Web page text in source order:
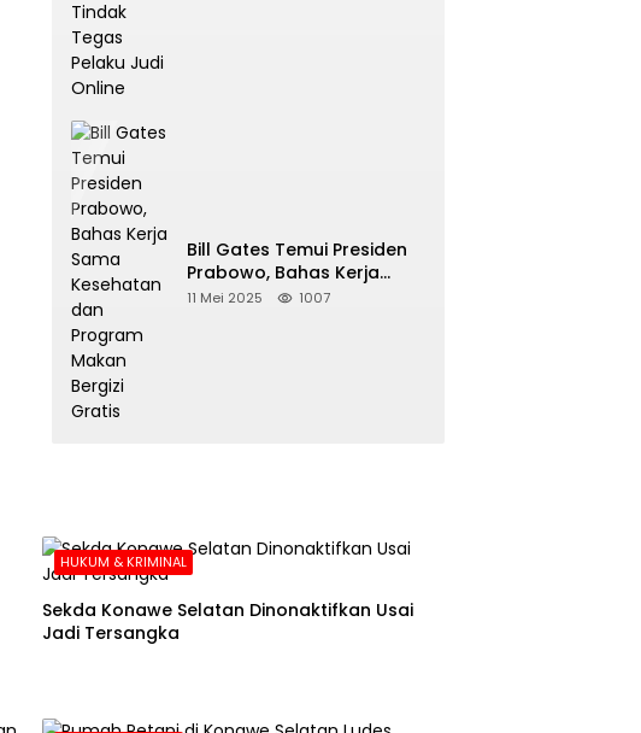
Bill Gates Temui Presiden
Prabowo, Bahas Kerja
Sama Kesehatan dan
11 Mei 2025 1007
HUKUM & KRIMINAL
Sekda Konawe Selatan Dinonaktifkan Usai
Jadi Tersangka